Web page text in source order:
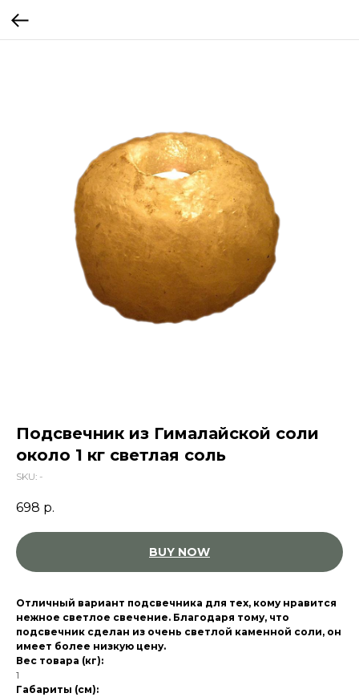
Подсвечник из Гималайской соли
около 1 кг светлая соль
SKU: -
698 р.
BUY NOW
Отличный вариант подсвечника для тех, кому нравится
нежное светлое свечение. Благодаря тому, что
подсвечник сделан из очень светлой каменной соли, он
имеет более низкую цену.
Вес товара (кг):
1
Габариты (см):